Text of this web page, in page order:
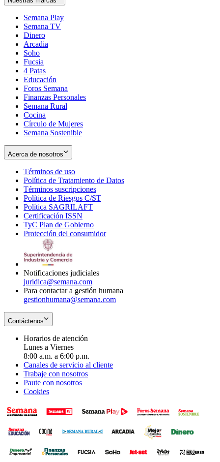
Semana Play
Semana TV
Dinero
Arcadia
Soho
in
new
window
Fucsia
in
new
window
4 Patas
Educación
Foros Semana
Finanzas Personales
Semana Rural
Cocina
Círculo de Mujeres
Semana Sostenible
Acerca de nosotros
Términos de uso
in
new
window
Política de Tratamiento de Datos
Términos suscripciones
in
Política de Riesgos C/ST
Política SAGRILAFT
new
window
Certificación ISSN
in
new
TyC Plan de Gobierno
in
Protección del consumidorOpens
Notificaciones judiciales
juridica@semana.com
Para contactar a gestión humana
gestionhumana@semana.com
Contáctenos
Horarios de atención
Lunes a Viernes
8:00 a.m. a 6:00 p.m.
Canales de servicio al cliente
Trabaje con nosotros
Paute con nosotros
Cookies